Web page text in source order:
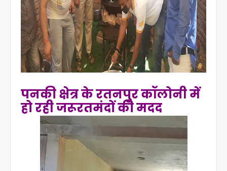
पनकी क्षेत्र के रतनपुर कॉलोनी में
हो रही जरूरतमंदों की मदद